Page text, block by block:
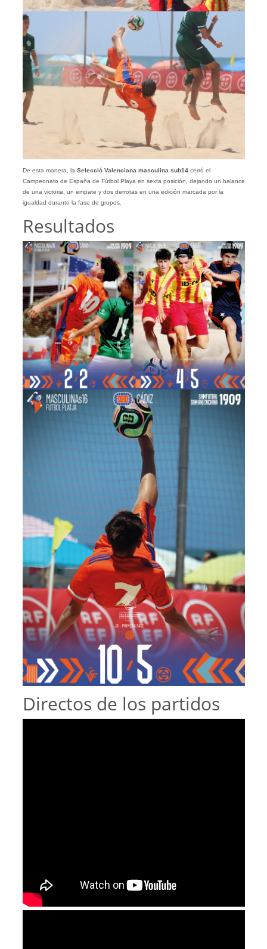
De esta manera, la Selecció Valenciana masculina sub14cerró el
Campeonato de España de Fútbol Playa en sexta posición, dejando un balance
de una victoria, un empate y dos derrotas en una edición marcada por la
igualdad durante la fase de grupos.
Resultados
Directos de los partidos